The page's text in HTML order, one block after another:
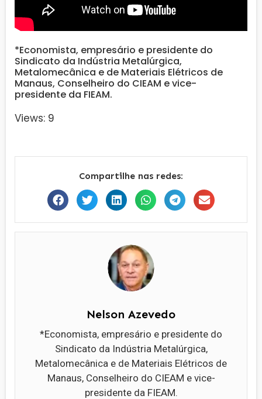
*Economista, empresário e presidente do
Sindicato da Indústria Metalúrgica,
Metalomecânica e de Materiais Elétricos de
Manaus, Conselheiro do CIEAM e vice-
presidente da FIEAM.
Views: 9
Compartilhe nas redes:
Nelson Azevedo
*Economista, empresário e presidente do
Sindicato da Indústria Metalúrgica,
Metalomecânica e de Materiais Elétricos de
Manaus, Conselheiro do CIEAM e vice-
presidente da FIEAM.